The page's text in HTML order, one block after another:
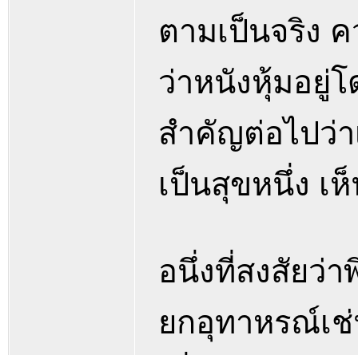
ตามเป็นจริง
ว่าหนังหุ้มอยู่โ
สำคัญต่อไปว่
เป็นสุขหนึ่ง เ
อนึ่งที่สงสัยว่า
ยกอุทาหรณ์เ